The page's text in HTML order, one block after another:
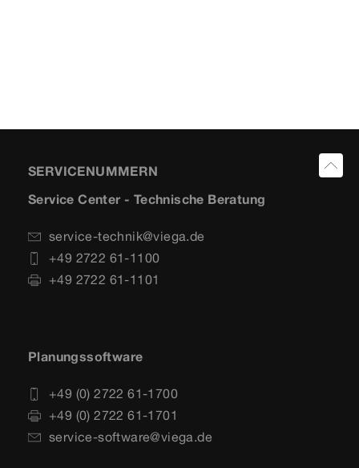
SERVICENUMMERN
Service Center - Technische Beratung
service-technik@viega.de
+49 2722 61-1100
+49 2722 61-1101
Planungssoftware
+49 (0) 2722 61-1700
+49 (0) 2722 61-1701
service-software@viega.de